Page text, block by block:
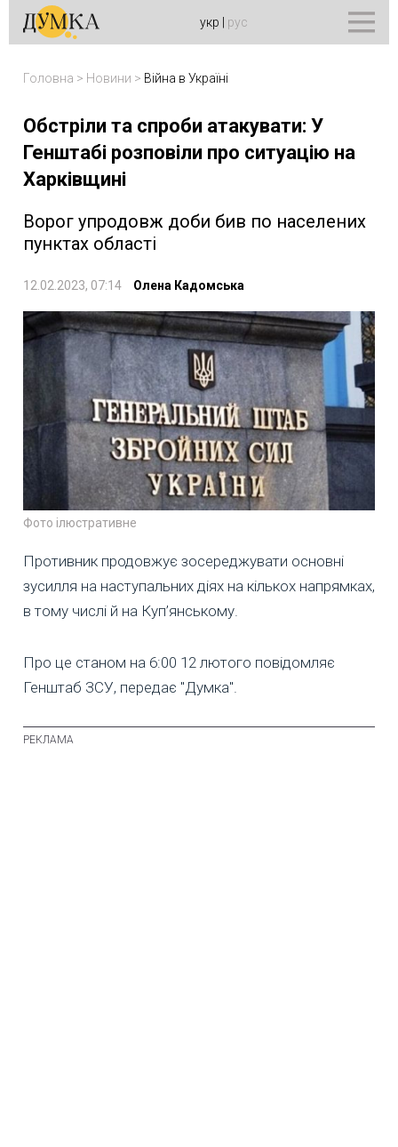
укр рус
Головна > Новини > Війна в Україні
Обстріли та спроби атакувати: У
Генштабі розповіли про ситуацію на
Харківщині
Ворог упродовж доби бив по населених
пунктах області
12.02.2023, 07:14 Олена Кадомська
Фото ілюстративне
Противник продовжує зосереджувати основні
зусилля на наступальних діях на кількох напрямках,
в тому числі й на Куп’янському.
Про це станом на 6:00 12 лютого повідомляє
Генштаб ЗСУ, передає "Думка".